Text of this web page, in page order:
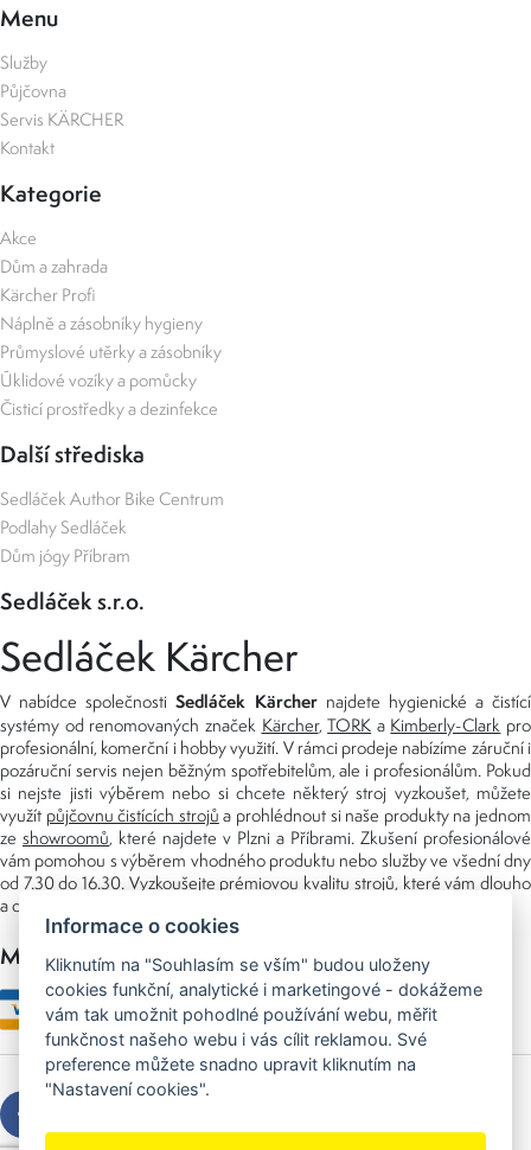
Menu
Služby
Půjčovna
Servis KÄRCHER
Kontakt
Kategorie
Akce
Dům a zahrada
Kärcher Profi
Náplně a zásobníky hygieny
Průmyslové utěrky a zásobníky
Úklidové vozíky a pomůcky
Čisticí prostředky a dezinfekce
Další střediska
Sedláček Author Bike Centrum
Podlahy Sedláček
Dům jógy Příbram
Sedláček s.r.o.
Sedláček Kärcher
V nabídce společnostiSedláček Kärchernajdete hygienické a čistící
systémy od renomovaných značek Kärcher,TORK a Kimberly-Clark pro
profesionální, komerční i hobby využití. V rámci prodeje nabízíme záruční i
pozáruční servis nejen běžným spotřebitelům, ale i profesionálům. Pokud
si nejste jisti výběrem nebo si chcete některý stroj vyzkoušet, můžete
využít půjčovnu čistících strojů a prohlédnout si naše produkty na jednom
ze showroomů, které najdete v Plzni a Příbrami. Zkušení profesionálové
vám pomohou s výběrem vhodného produktu nebo služby ve všední dny
od 7.30 do 16.30. Vyzkoušejte prémiovou kvalitu strojů, které vám dlouho
a dobře poslouží nejen doma, ale i v zaměstnání.
Možnosti platby
Informace o cookies
Kliknutím na "Souhlasím se vším" budou uloženy
cookies funkční, analytické i marketingové - dokážeme
vám tak umožnit pohodlné používání webu, měřit
funkčnost našeho webu i vás cílit reklamou. Své
preference můžete snadno upravit kliknutím na
"Nastavení cookies".